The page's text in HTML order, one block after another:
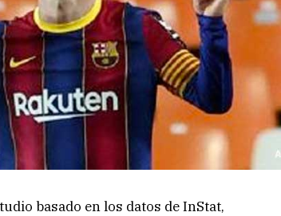
basado en los datos de InStat,